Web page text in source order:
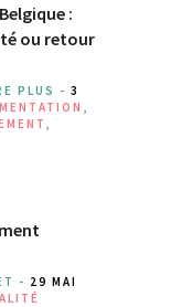
:
ou retour
PLUS - 3
- 29 MAI